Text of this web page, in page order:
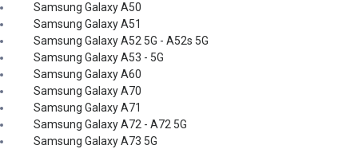
Samsung Galaxy A50
Samsung Galaxy A51
Samsung Galaxy A52 5G - A52s 5G
Samsung Galaxy A53 - 5G
Samsung Galaxy A60
Samsung Galaxy A70
Samsung Galaxy A71
Samsung Galaxy A72 - A72 5G
Samsung Galaxy A73 5G